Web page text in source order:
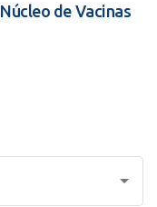
Núcleo de Vacinas